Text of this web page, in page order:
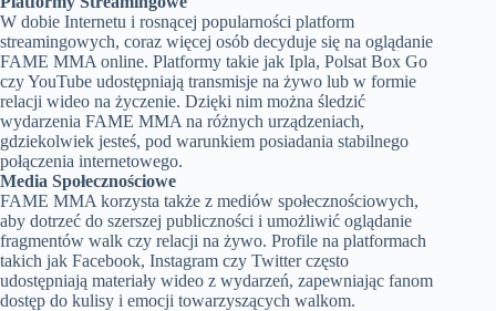
W dobie Internetu i rosnącej popularności platform
streamingowych, coraz więcej osób decyduje się na oglądanie
FAME MMA online. Platformy takie jak Ipla, Polsat Box Go
czy YouTube udostępniają transmisje na żywo lub w formie
relacji wideo na życzenie. Dzięki nim można śledzić
wydarzenia FAME MMA na różnych urządzeniach,
gdziekolwiek jesteś, pod warunkiem posiadania stabilnego
połączenia internetowego.
Media Społecznościowe
FAME MMA korzysta także z mediów społecznościowych,
aby dotrzeć do szerszej publiczności i umożliwić oglądanie
fragmentów walk czy relacji na żywo. Profile na platformach
takich jak Facebook, Instagram czy Twitter często
udostępniają materiały wideo z wydarzeń, zapewniając fanom
dostęp do kulisy i emocji towarzyszących walkom.